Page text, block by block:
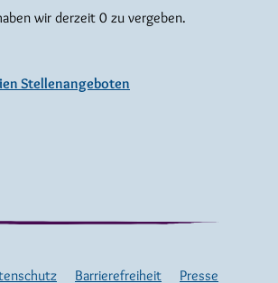
wir derzeit 0 zu vergeben.
Stellenangeboten
Barrierefreiheit Presse